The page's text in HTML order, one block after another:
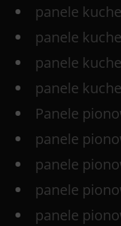
panele
panele
panele
panele
Panele
panele
panele
panele
panele